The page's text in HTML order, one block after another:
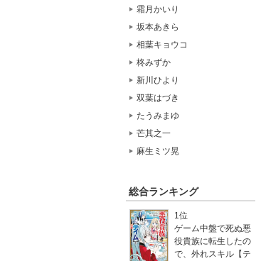
霜月かいり
坂本あきら
相葉キョウコ
柊みずか
新川ひより
双葉はづき
たうみまゆ
芒其之一
麻生ミツ晃
総合ランキング
1位
ゲーム中盤で死ぬ悪
役貴族に転生したの
で、外れスキル【テ